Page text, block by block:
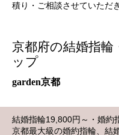
積り・ご相談させていただ
京都府の結婚指輪
ップ
garden京都
結婚指輪19,800円～・婚約
京都最大級の婚約指輪、結